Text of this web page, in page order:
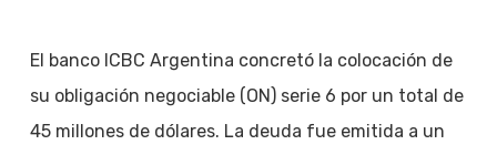
El banco ICBC Argentina concretó la colocación de
su obligación negociable (ON) serie 6 por un total de
45 millones de dólares. La deuda fue emitida a un